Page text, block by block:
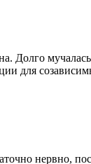
Долго
для
нервно,